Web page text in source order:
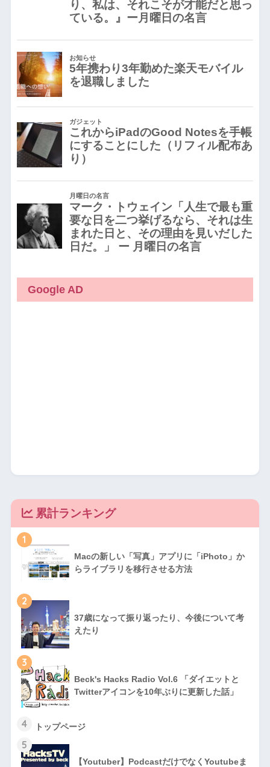
Google AD
累計ランキング
1
Macの新しい「写真」アプリに「iPhoto」か
らライブラリを移行させる方法
2
37歳になって振り返ったり、今後について考
えたり
3
Beck's Hacks Radio Vol.6 「ダイエットと
Twitterアイコンを10年ぶりに更新した話」
4 トップページ
5
【Youtuber】PodcastだけでなくYoutubeま